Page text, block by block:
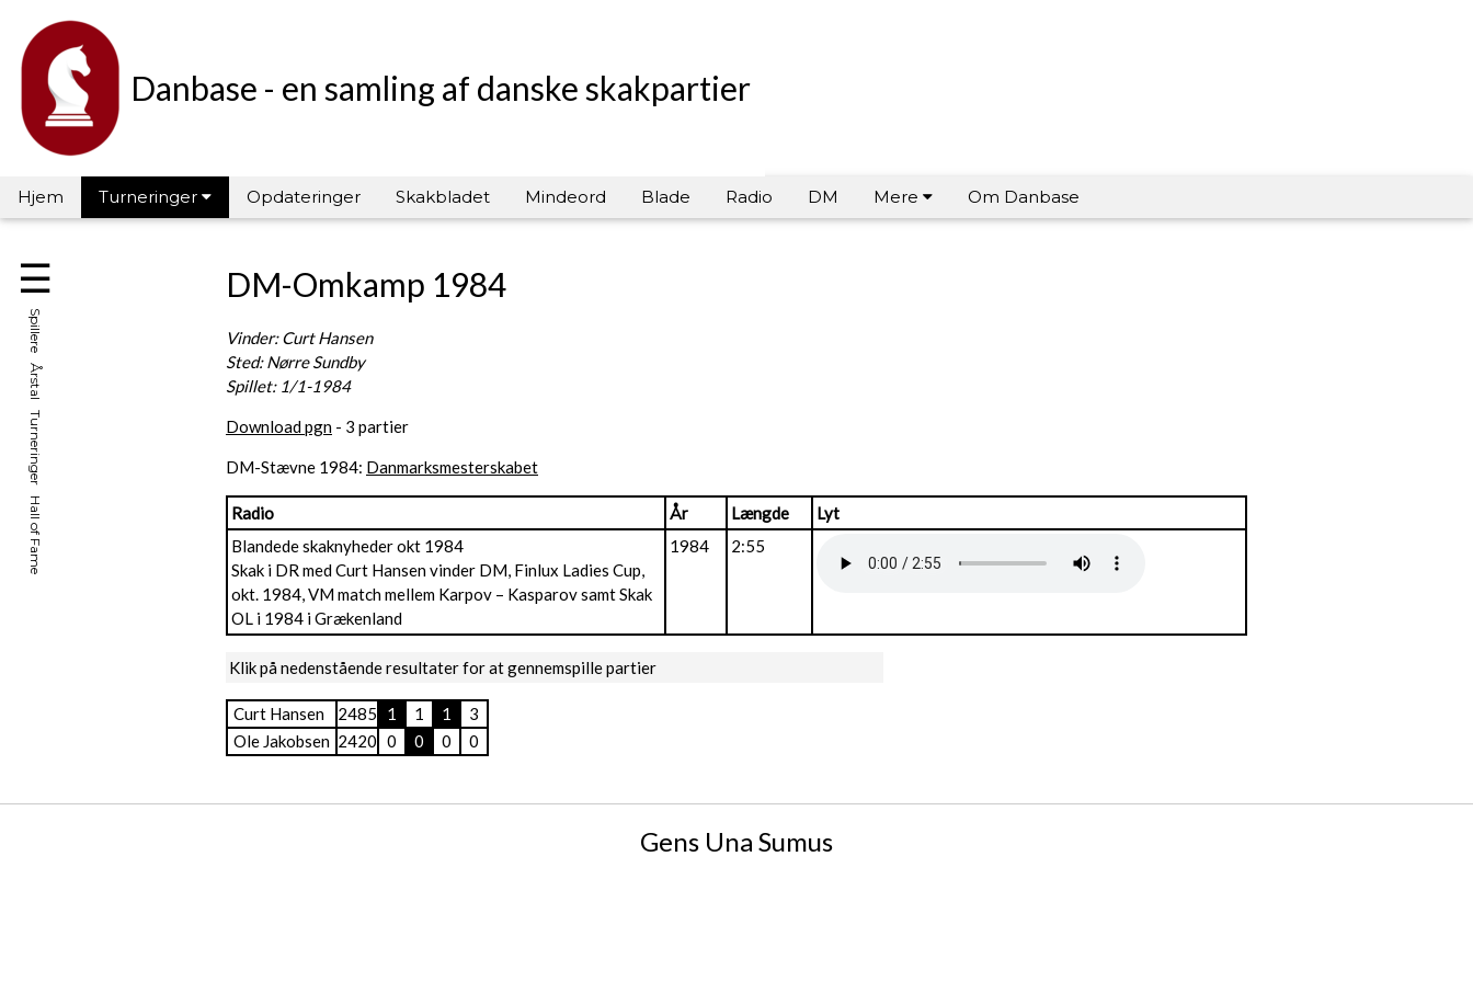
Danbase - en samling af danske skakpartier
Hjem Turneringer Opdateringer Skakbladet Mindeord Blade Radio DM Mere Om Danbase
☰
Spillere Årstal Turneringer Hall of Fame
DM-Omkamp 1984
Vinder: Curt Hansen
Sted: Nørre Sundby
Spillet: 1/1-1984
Download pgn - 3 partier
DM-Stævne 1984: Danmarksmesterskabet
Radio År Længde
Lyt
Blandede skaknyheder okt 1984
Skak i DR med Curt Hansen vinder DM, Finlux Ladies Cup,
okt. 1984, VM match mellem Karpov – Kasparov samt Skak
OL i 1984 i Grækenland
1984 2:55
Klik på nedenstående resultater for at gennemspille partier
Curt Hansen 2485 1 1 1
3
Ole Jakobsen 2420 0 0 0 0
Gens Una Sumus